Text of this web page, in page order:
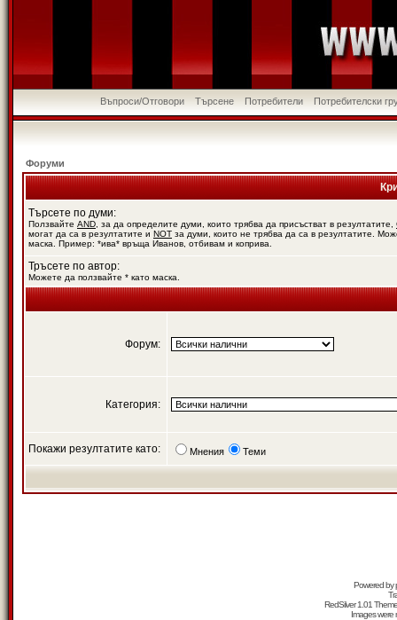
Въпроси/Отговори Търсене Потребители Потребителски
Форуми
Търсете по думи:
Ползвайте AND , за да определите думи, които трябва да присъстват в резултатите,
могат да са в резултатите и NOT за думи, които не трябва да са в резултатите.
маска. Пример: *ива* връща Иванов, отбивам и коприва.
Тръсете по автор:
Можете да ползвайте * като маска.
Форум:
Категория:
Покажи резултатите като: Мнения Теми
Powered by
RedSilver 1.01
Images were